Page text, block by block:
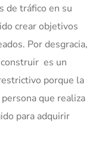
de tráfico en su
crear objetivos
Por desgracia,
es un
porque la
que realiza
para adquirir